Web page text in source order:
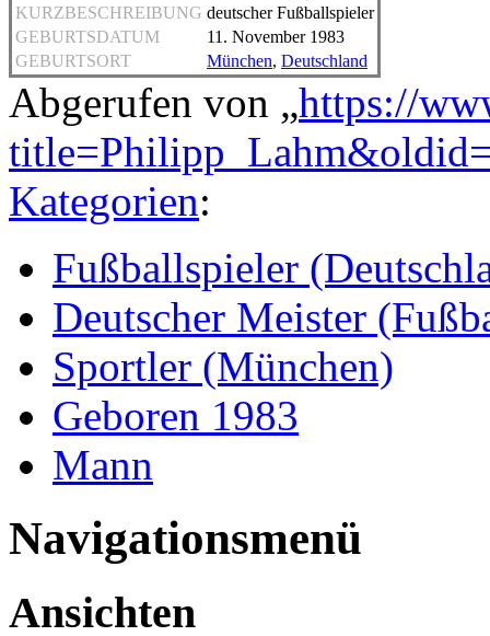
KURZBESCHREIBUNG deutscher Fußballspieler
GEBURTSDATUM
11. November 1983
GEBURTSORT
München, Deutschland
Abgerufen von „https://
Kategorien:
Fußballspieler
Deutscher Meister
Sportler (München)
Geboren 1983
Mann
Navigationsmenü
Ansichten